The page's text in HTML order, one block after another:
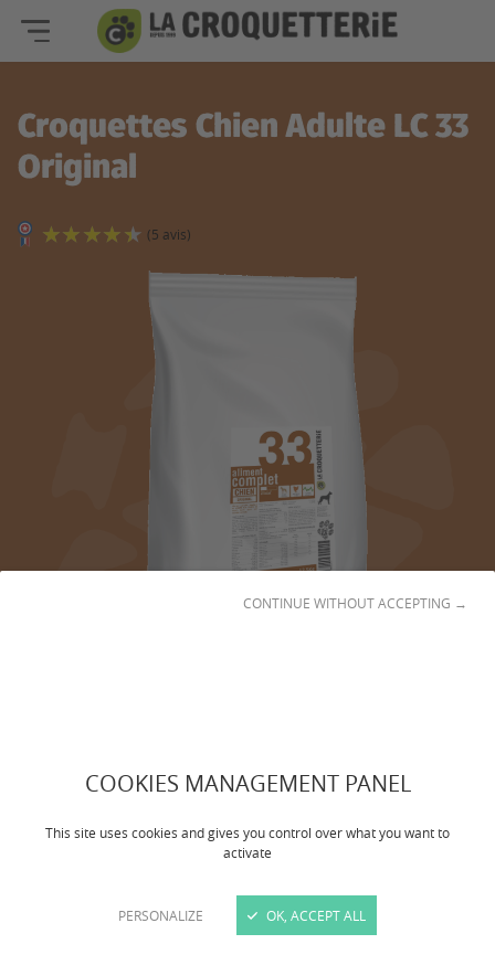
COOKIES MANAGEMENT PANEL
This site uses cookies and gives you control over what you want to
activate
PERSONALIZE
CONTINUE WITHOUT ACCEPTING →
OK, ACCEPT ALL
Croquettes Chien Adulte LC 33
Original
(5 avis)
DES RECETTES COMPLÈTES, ÉQUILIBRÉES ET TRÈS HAUT DE